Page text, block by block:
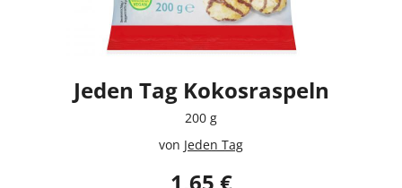
Jeden Tag Kokosraspeln
200 g
von Jeden Tag
1,65 €